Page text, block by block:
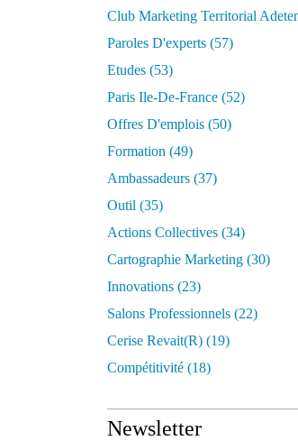
Club Marketing Territorial
Paroles D'experts (57)
Etudes (53)
Paris Ile-De-France (52)
Offres D'emplois (50)
Formation (49)
Ambassadeurs (37)
Outil (35)
Actions Collectives (34)
Cartographie Marketing (30)
Innovations (23)
Salons Professionnels (22)
Cerise Revait(r) (19)
Compétitivité (18)
Newsletter